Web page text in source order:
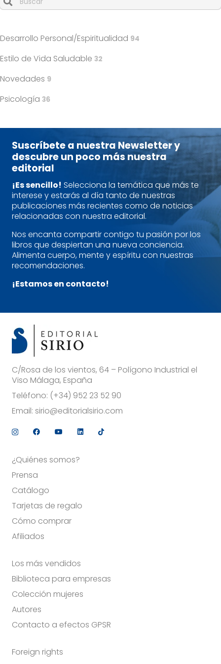
Desarrollo Personal/Espiritualidad 94
Estilo de Vida Saludable 32
Novedades 9
Psicología 36
Suscríbete a nuestra Newsletter y
descubre un poco más nuestra
editorial
¡Es sencillo! Selecciona la temática que más te
interese y estarás al día tanto de nuestras
publicaciones más recientes como de noticias
relacionadas con nuestra editorial.
Nos encanta compartir contigo tu pasión por los
libros que despiertan una nueva conciencia.
Alimenta cuerpo, mente y espíritu con nuestras
recomendaciones.
¡Estamos en contacto!
C/Rosa de los vientos, 64 – Polígono Industrial el
Viso Málaga, España
Teléfono: (+34) 952 23 52 90
Email: sirio@editorialsirio.com
¿Quiénes somos?
Prensa
Catálogo
Tarjetas de regalo
Cómo comprar
Afiliados
Los más vendidos
Biblioteca para empresas
Colección mujeres
Autores
Contacto a efectos GPSR
Foreign rights